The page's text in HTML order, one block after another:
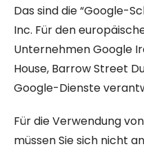
Das sind die “Google-
Inc. Für den
Unternehmen Google
House, Barrow Street
Google-Dienste
Für die Verwendung
müssen Sie sich nicht